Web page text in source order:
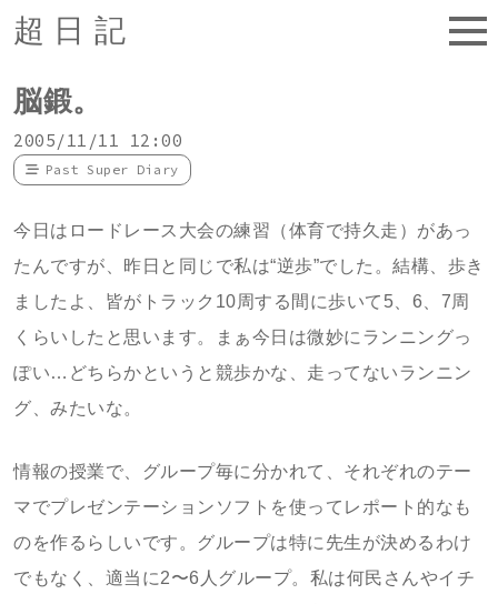
超日記
脳鍛。
2005/11/11 12:00
Past Super Diary
今日はロードレース大会の練習（体育で持久走）があっ
たんですが、昨日と同じで私は“逆歩”でした。結構、歩き
ましたよ、皆がトラック10周する間に歩いて5、6、7周
くらいしたと思います。まぁ今日は微妙にランニングっ
ぽい…どちらかというと競歩かな、走ってないランニン
グ、みたいな。
情報の授業で、グループ毎に分かれて、それぞれのテー
マでプレゼンテーションソフトを使ってレポート的なも
のを作るらしいです。グループは特に先生が決めるわけ
でもなく、適当に2〜6人グループ。私は何民さんやイチ